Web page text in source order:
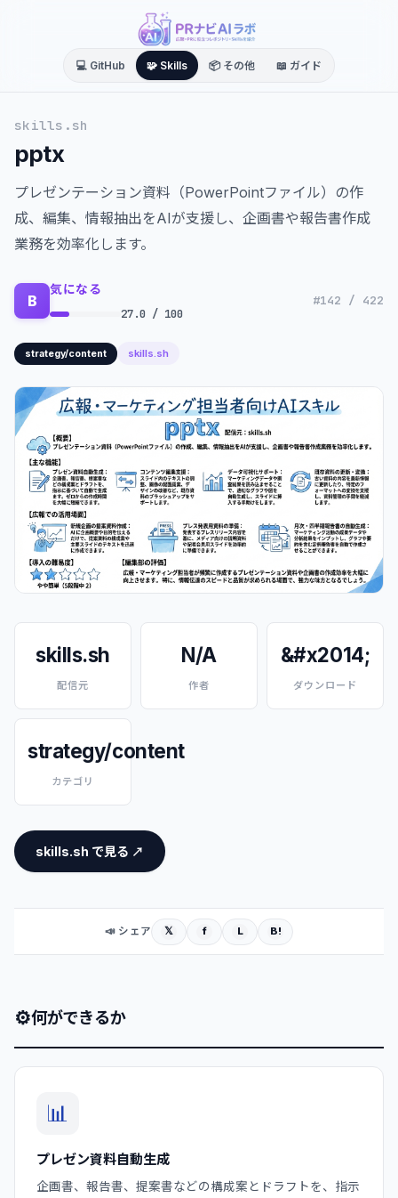
💻 GitHub 🧩 Skills 📦 その他 📖 ガイド
skills.sh
pptx
プレゼンテーション資料（PowerPointファイル）の作
成、編集、情報抽出をAIが支援し、企画書や報告書作成
業務を効率化します。
B
気になる
27.0 / 100
#142 / 422
strategy/content skills.sh
skills.sh
配信元
N/A
作者
&#x2014;
ダウンロード
strategy/content
カテゴリ
skills.sh で見る ↗
📣 シェア 𝕏 f L B!
⚙何ができるか
📊
プレゼン資料自動生成
企画書、報告書、提案書などの構成案とドラフトを、指示